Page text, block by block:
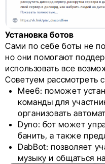
Установка ботов
Сами по себе боты не
но они помогают
использовать все
Советуем рассмотреть
Mee6: поможет
команды для
организовать
Dyno: бот может
банить, а также
DabBot: позволяет
музыку и общаться